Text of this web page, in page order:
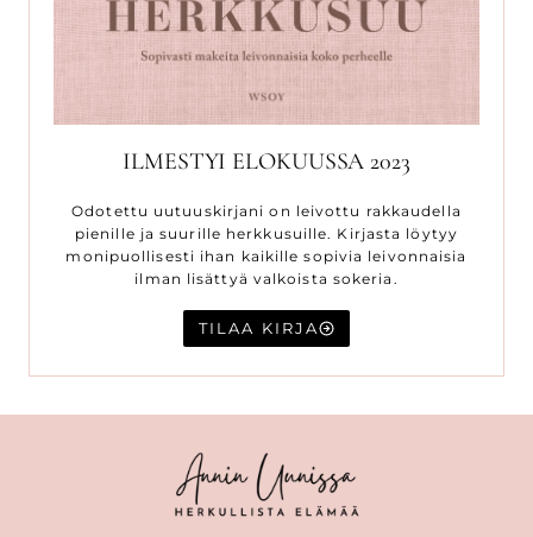
ILMESTYI ELOKUUSSA 2023
Odotettu uutuuskirjani on leivottu rakkaudella
pienille ja suurille herkkusuille. Kirjasta löytyy
monipuollisesti ihan kaikille sopivia leivonnaisia
ilman lisättyä valkoista sokeria.
TILAA KIRJA